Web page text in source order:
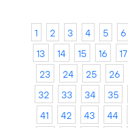
1 2 3 4 5 6
13
14 15 16 17
23
24 25 26
32
33 34 35
41
42 43 44